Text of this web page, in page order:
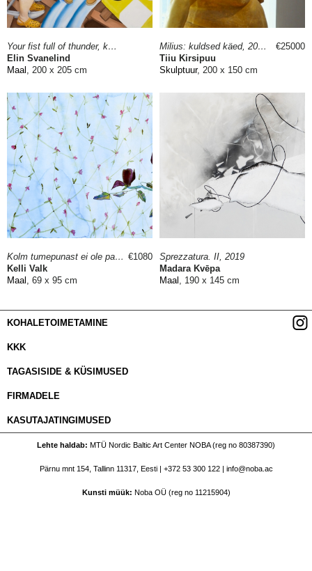
Your fist full of thunder, knocking for a beat to lay a rhyme | the oppressors are confused, 2026
Elin Svanelind
Maal , 200 x 205 cm
Milius: kuldsed käed, 2007
Tiiu Kirsipuu
Skulptuur, 200 x 150 cm
€25000
Kolm tumepunast ei ole palju, 2022
Kelli Valk
Maal , 69 x 95 cm
€1080
Sprezzatura. II, 2019
Madara Kvēpa
Maal , 190 x 145 cm
KOHALETOIMETAMINE
KKK
TAGASISIDE & KÜSIMUSED
FIRMADELE
KASUTAJATINGIMUSED
Lehte haldab MTÜ Nordic Baltic Art Center NOBA (reg no 80387390)
Pärnu mnt 154, Tallinn 11317, Eesti | +372 53 300 122| info@noba.ac
Kunsti müük Noba OÜ (reg no 11215904)